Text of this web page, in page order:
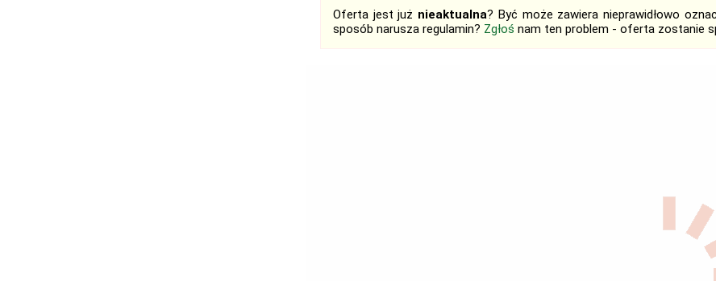
Oferta jest już nieaktualna? Być może zawiera nieprawidłowo
sposób narusza regulamin? Zgłoś nam ten problem - oferta zostanie